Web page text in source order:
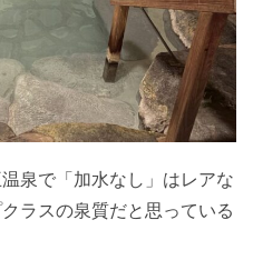
泉で「加水なし」はレアな
ラスの泉質だと思っている